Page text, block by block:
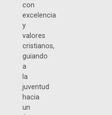
con
excelencia
y
valores
cristianos,
guiando
a
la
juventud
hacia
un